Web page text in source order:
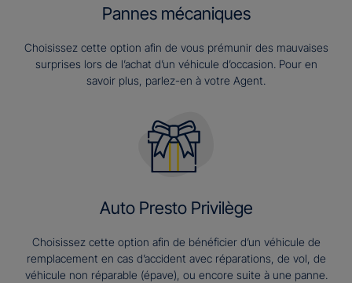
Pannes mécaniques
Choisissez cette option afin de vous prémunir des mauvaises
surprises lors de l’achat d’un véhicule d’occasion. Pour en
savoir plus, parlez-en à votre Agent.
Auto Presto Privilège
Choisissez cette option afin de bénéficier d’un véhicule de
remplacement en cas d’accident avec réparations, de vol, de
véhicule non réparable (épave), ou encore suite à une panne.